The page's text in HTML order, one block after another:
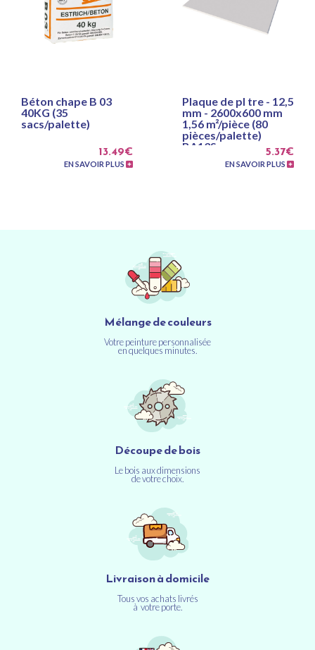
Béton chape B 03
40KG (35
sacs/palette)
13.49€
EN SAVOIR PLUS
Plaque de pl tre - 12,5
mm - 2600x600 mm
1,56 m²/pièce (80
pièces/palette)
BA13S
5.37€
EN SAVOIR PLUS
Mélange de couleurs
Votre peinture personnalisée
en quelques minutes.
Découpe de bois
Le bois aux dimensions
de votre choix.
Livraison à domicile
Tous vos achats livrés
à votre porte.